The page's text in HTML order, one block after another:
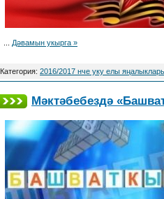
Дәвамын укырга »
Категория: 2016/2017 нче уку елы
Мәктәбебездә